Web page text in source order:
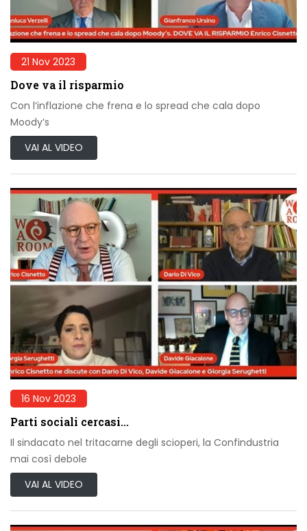
21 Nov 2023
Dove va il risparmio
Con l’inflazione che frena e lo spread che cala dopo
Moody’s
VAI AL VIDEO
16 Nov 2023
Parti sociali cercasi...
Il sindacato nel tritacarne degli scioperi, la Confindustria
mai così debole
VAI AL VIDEO